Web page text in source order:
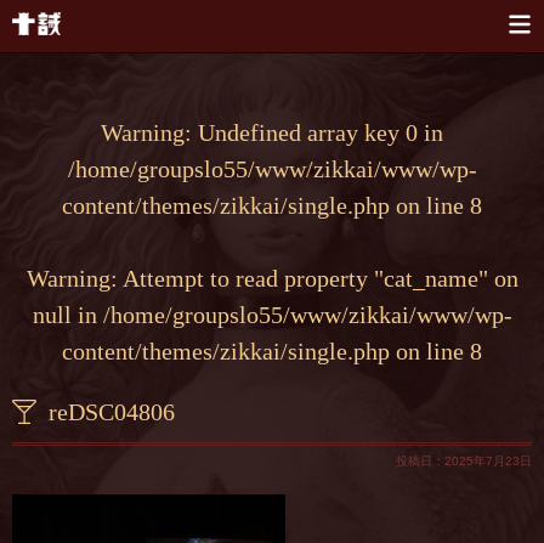
Warning: Undefined array key 0 in
/home/groupslo55/www/zikkai/www/wp-
content/themes/zikkai/single.php on line 8
Warning: Attempt to read property "cat_name" on
null in /home/groupslo55/www/zikkai/www/wp-
content/themes/zikkai/single.php on line 8
reDSC04806
投稿日：2025年7月23日